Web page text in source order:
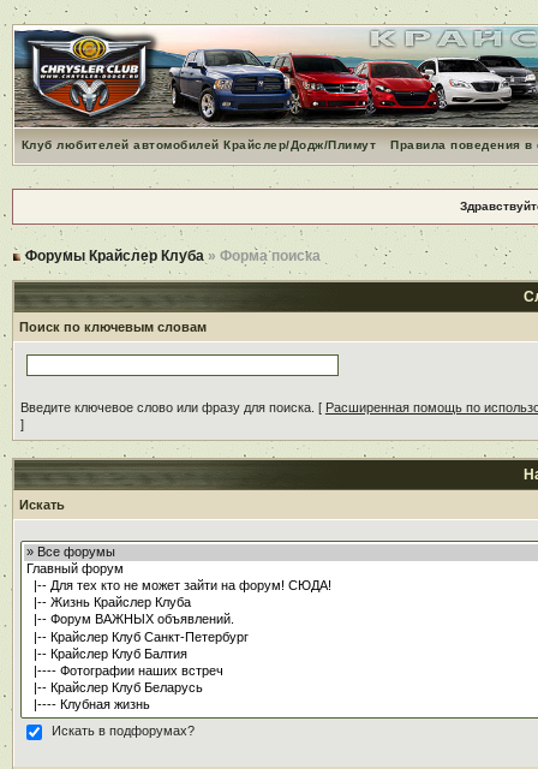
Клуб любителей автомобилей Крайслер/Додж/Плимут Правила поведения
Форумы Крайслер Клуба » Форма поиска
Поиск по ключевым словам
Введите ключевое слово или фразу для поиска. [ Расширенная помощь по
]
Искать
Искать в подфорумах?